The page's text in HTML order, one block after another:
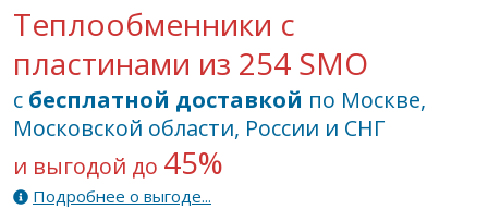
Теплообменники с
пластинами из 254 SMO
с бесплатной доставкой по Москве,
Московской области, России и СНГ
и выгодой до 45%
Подробнее о выгоде...